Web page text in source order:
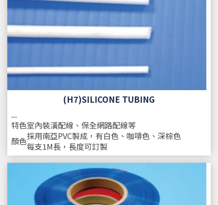
(H7)SILICONE TUBING
...
特色室內裝潢配線、保全網路配線等
顏色採用南亞PVC製成，有白色、咖啡色、深棕色
每支1M長，長度可訂製